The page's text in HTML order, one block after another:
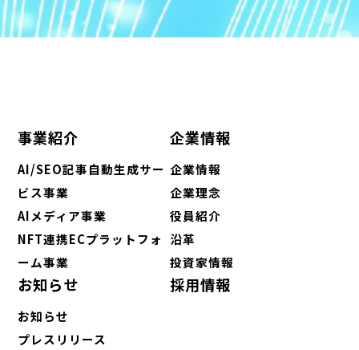
事業紹介
AI/SEO記事自動生成サー
ビス事業
AIメディア事業
NFT連携ECプラットフォ
ーム事業
企業情報
企業情報
企業理念
役員紹介
沿革
投資家情報
お知らせ
お知らせ
プレスリリース
採用情報